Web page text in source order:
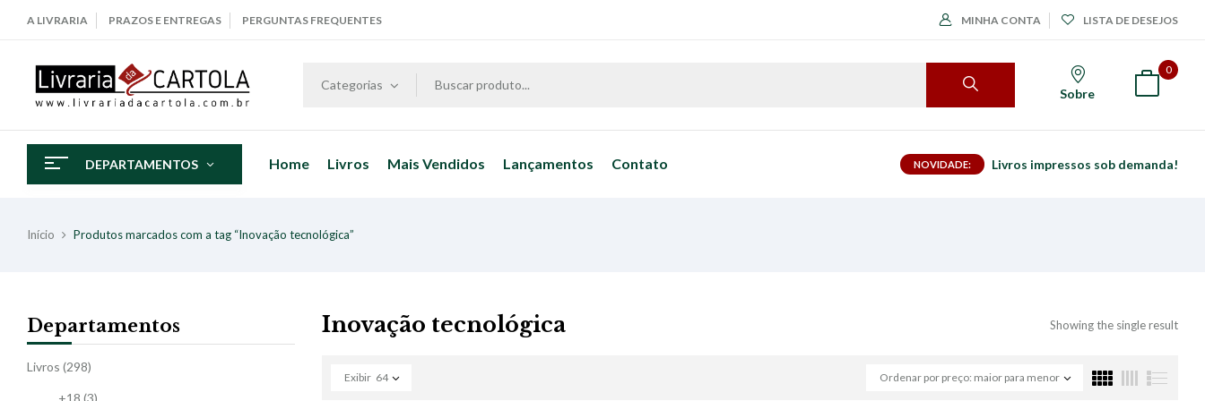
A LIVRARIA PRAZOS E ENTREGAS PERGUNTAS FREQUENTES MINHA CONTA LISTA DE DESEJOS
Categorias
Sobre
0
DEPARTAMENTOS Home Livros Mais Vendidos Lançamentos Contato NOVIDADE: Livros impressos sob demanda!
Início Produtos marcados com a tag “Inovação tecnológica”
Departamentos
Livros (298)
+18 (3)
Inovação tecnológica Showing the single result
Ordenar por preço: maior para menor
Exibir 64